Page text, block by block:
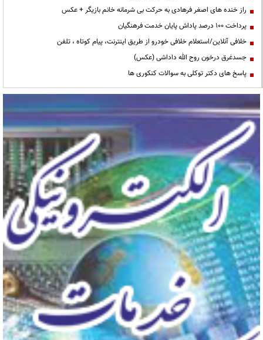
راز خنده های اصغر فرهادی به حرکت بی شرمانه خانم بازیگر + عکس
پرداخت ۱۰۰ درصد پاداش پایان خدمت فرهنگیان
خلافی آنلاین/استعلام خلافی خودرو از طریق اینترنت، پیام کوتاه ، تلفن
جسدغرق درخون روح الله داداشی (عکس)
پاسخ های دکتر توکلی به سوالات کنکوری ها